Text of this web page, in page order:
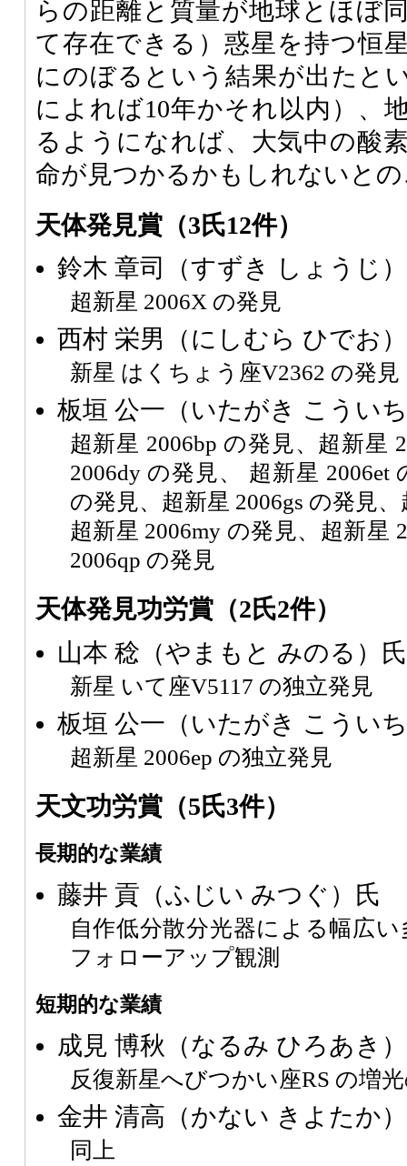
らの距離と質量が地球とほぼ
て存在できる）惑星を持つ恒
にのぼるという結果が出たと
によれば10年かそれ以内）、
るようになれば、大気中の酸
命が見つかるかもしれないと
天体発見賞（3氏12件）
鈴木 章司（すずき しょうじ
超新星 2006X の発見
西村 栄男（にしむら ひでお
新星 はくちょう座V2362 の発見
板垣 公一（いたがき こうい
超新星 2006bp の発見、超新星
2006dy の発見、 超新星 2006et
の発見、超新星 2006gs の発見
超新星 2006my の発見、超新星
2006qp の発見
天体発見功労賞（2氏2件）
山本 稔（やまもと みのる）氏
新星 いて座V5117 の独立発見
板垣 公一（いたがき こうい
超新星 2006ep の独立発見
天文功労賞（5氏3件）
長期的な業績
藤井 貢（ふじい みつぐ）氏
自作低分散分光器による幅広
フォローアップ観測
短期的な業績
成見 博秋（なるみ ひろあき
反復新星へびつかい座RS の増
金井 清高（かない きよたか
同上